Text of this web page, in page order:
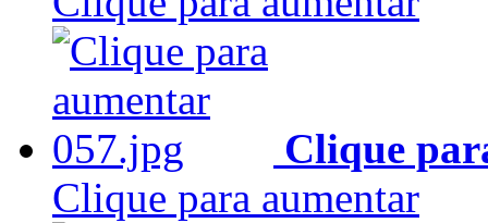
Clique
Clique para aumentar